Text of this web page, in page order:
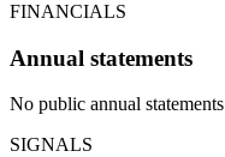
FINANCIALS
Annual statements
No public annual
SIGNALS